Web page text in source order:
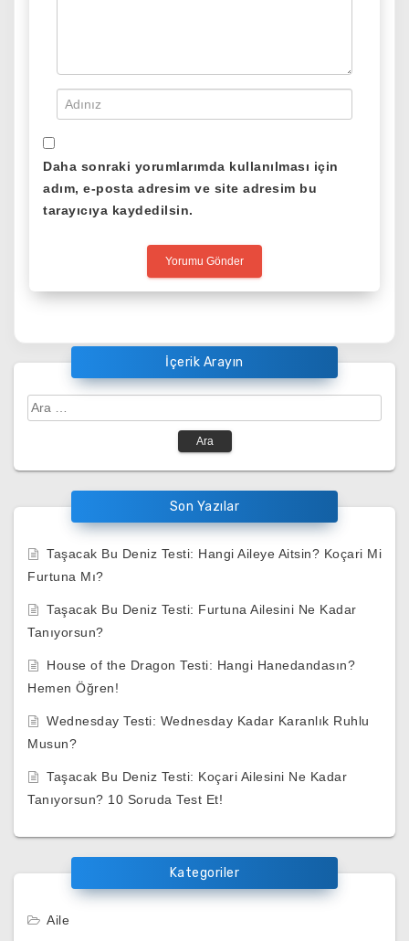
Daha sonraki yorumlarımda kullanılması için
adım, e-posta adresim ve site adresim bu
tarayıcıya kaydedilsin.
İçerik Arayın
Arama:
Son Yazılar
Taşacak Bu Deniz Testi: Hangi Aileye Aitsin? Koçari Mi
Furtuna Mı?
Taşacak Bu Deniz Testi: Furtuna Ailesini Ne Kadar
Tanıyorsun?
House of the Dragon Testi: Hangi Hanedandasın?
Hemen Öğren!
Wednesday Testi: Wednesday Kadar Karanlık Ruhlu
Musun?
Taşacak Bu Deniz Testi: Koçari Ailesini Ne Kadar
Tanıyorsun? 10 Soruda Test Et!
Kategoriler
Aile